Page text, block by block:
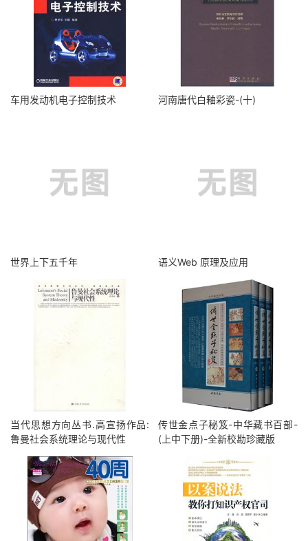
车用发动机电子控制技术 河南唐代白釉彩瓷-(十)
世界上下五千年 语义Web 原理及应用
当代思想方向丛书.高宣扬作品:
鲁曼社会系统理论与现代性
传世金点子秘笈-中华藏书百部-
(上中下册)-全新校勘珍藏版